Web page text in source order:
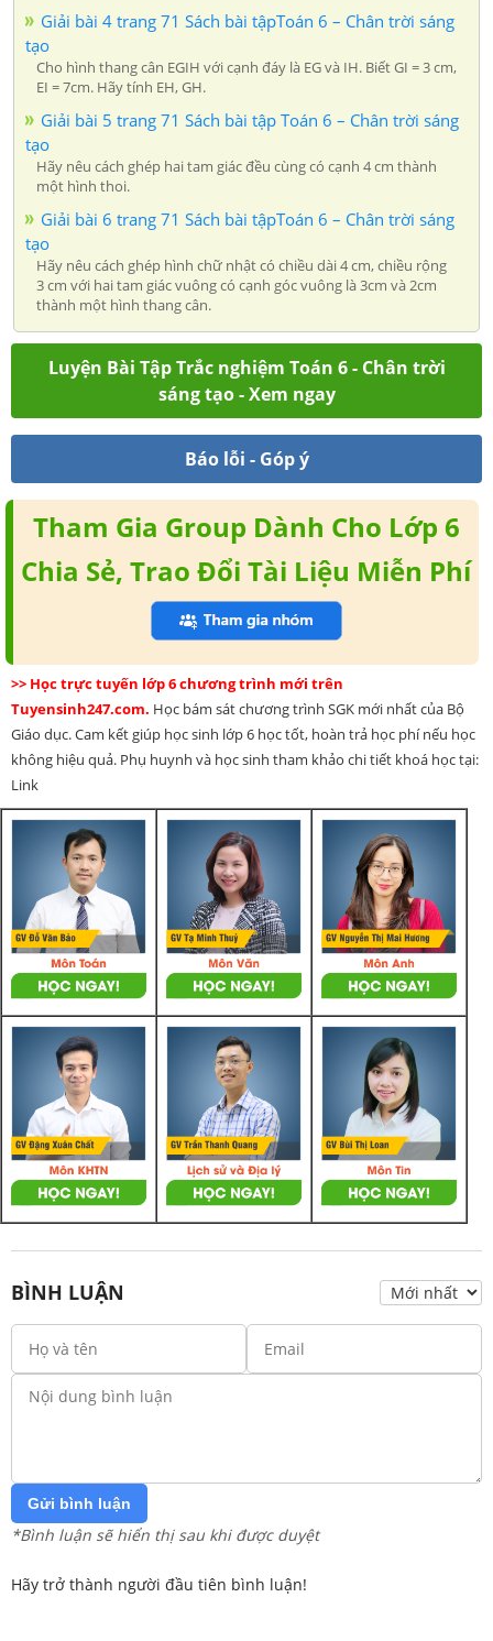
Giải bài 4 trang 71 Sách bài tậpToán 6 – Chân trời sáng
tạo
Cho hình thang cân EGIH với cạnh đáy là EG và IH. Biết GI = 3 cm,
EI = 7cm. Hãy tính EH, GH.
Giải bài 5 trang 71 Sách bài tập Toán 6 – Chân trời sáng
tạo
Hãy nêu cách ghép hai tam giác đều cùng có cạnh 4 cm thành
một hình thoi.
Giải bài 6 trang 71 Sách bài tậpToán 6 – Chân trời sáng
tạo
Hãy nêu cách ghép hình chữ nhật có chiều dài 4 cm, chiều rộng
3 cm với hai tam giác vuông có cạnh góc vuông là 3cm và 2cm
thành một hình thang cân.
Luyện Bài Tập Trắc nghiệm Toán 6 - Chân trời
sáng tạo - Xem ngay
Báo lỗi - Góp ý
Tham Gia Group Dành Cho Lớp 6
Chia Sẻ, Trao Đổi Tài Liệu Miễn Phí
>> Học trực tuyến lớp 6 chương trình mới trên
Tuyensinh247.com. Học bám sát chương trình SGK mới nhất của Bộ
Giáo dục. Cam kết giúp học sinh lớp 6 học tốt, hoàn trả học phí nếu học
không hiệu quả. Phụ huynh và học sinh tham khảo chi tiết khoá học tại:
Link
BÌNH LUẬN
Gửi bình luận
*Bình luận sẽ hiển thị sau khi được duyệt
Hãy trở thành người đầu tiên bình luận!